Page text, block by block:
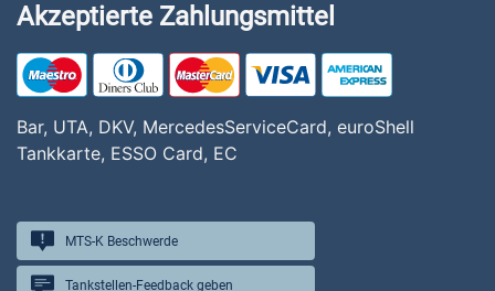
Akzeptierte Zahlungsmittel
Bar, UTA, DKV, MercedesServiceCard, euroShell
Tankkarte, ESSO Card, EC
MTS-K Beschwerde
Tankstellen-Feedback geben